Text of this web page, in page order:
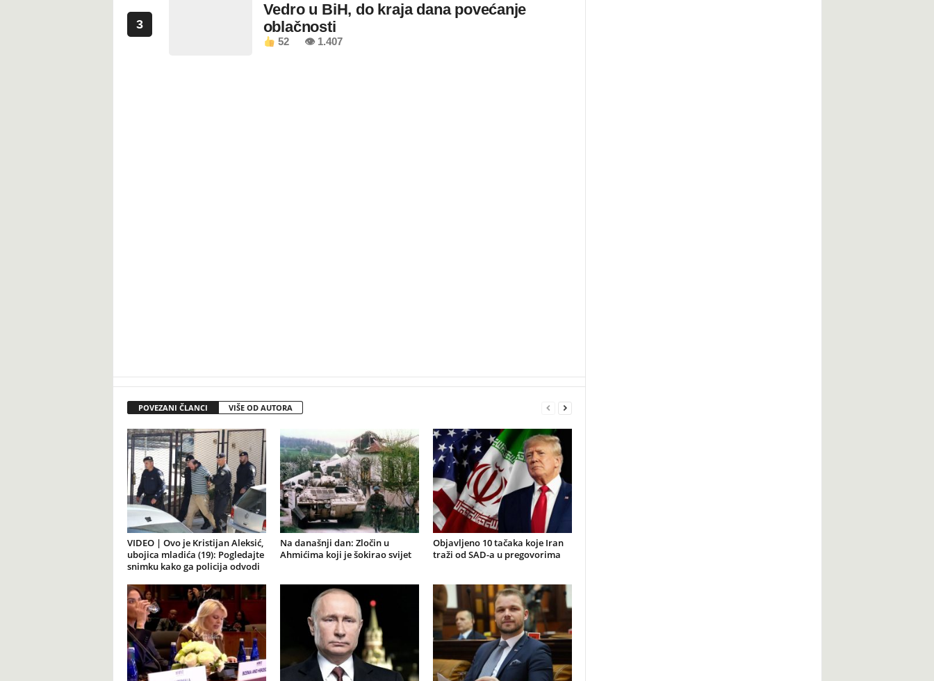
3
Vedro u BiH, do kraja dana povećanje
oblačnosti
52 👁 1.407
POVEZANI ČLANCI VIŠE OD AUTORA
VIDEO | Ovo je Kristijan Aleksić,
ubojica mladića (19): Pogledajte
snimku kako ga policija odvodi
Na današnji dan: Zločin u
Ahmićima koji je šokirao svijet
Objavljeno 10 tačaka koje Iran
traži od SAD-a u pregovorima